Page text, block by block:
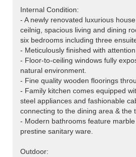
Internal Condition:
- A newly renovated luxurious
ceilnig, spacious living and dining
six bedrooms including three
- Meticulously finished with
- Floor-to-ceiling windows fully
natural environment.
- Fine quality wooden floorings
- Family kitchen comes equipped
steel appliances and fashionable
connecting to the dining area & the
- Modern bathrooms feature
prestine sanitary ware.
Outdoor: